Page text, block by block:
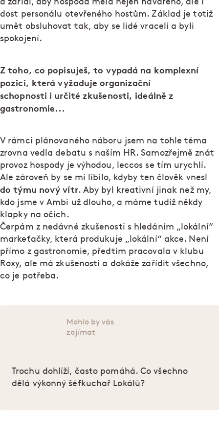
a zařídí, aby hospoda měla nejen navařeno, ale i
dost personálu otevřeného hostům. Základ je totiž
umět obsluhovat tak, aby se lidé vraceli a byli
spokojení.
Z toho, co popisuješ, to vypadá na komplexní
pozici, která vyžaduje organizační
schopnosti i určité zkušenosti, ideálně z
gastronomie...
V rámci plánovaného náboru jsem na tohle téma
zrovna vedla debatu s naším HR. Samozřejmě znát
provoz hospody je výhodou, leccos se tím urychlí.
Ale zároveň by se mi líbilo, kdyby ten člověk vnesl
do týmu nový vítr. Aby byl kreativní jinak než my,
kdo jsme v Ambi už dlouho, a máme tudíž někdy
klapky na očích.
Čerpám z nedávné zkušenosti s hledáním „lokální“
markeťačky, která produkuje „lokální“ akce. Není
přímo z gastronomie, předtím pracovala v klubu
Roxy, ale má zkušenosti a dokáže zařídit všechno,
co je potřeba.
Mohlo by vás
zajímat
Trochu dohlíží, často pomáhá. Co všechno
dělá výkonný šéfkuchař Lokálů?